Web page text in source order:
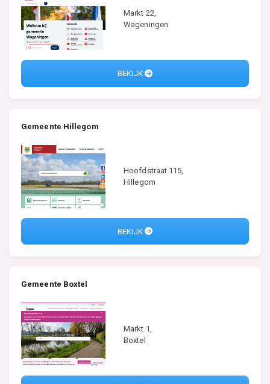
Markt 22,
Wageningen
BEKIJK
Gemeente Hillegom
Hoofdstraat 115,
Hillegom
BEKIJK
Gemeente Boxtel
Markt 1,
Boxtel